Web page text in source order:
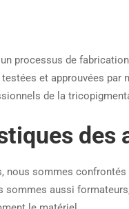
processus de
et approuvées
de la
des
nous sommes
sommes aussi